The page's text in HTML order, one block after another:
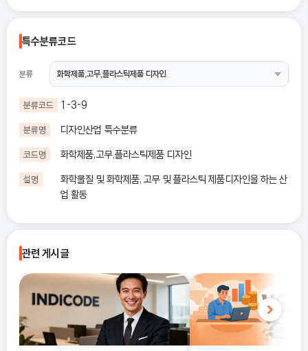
특수분류코드
분류
분류코드 1-3-9
분류명 디자인산업 특수분류
코드명 화학제품,고무,플라스틱제품 디자인
설명
화학물질 및 화학제품, 고무 및 플라스틱 제품디자인을 하는 산
업 활동
관련 게시글